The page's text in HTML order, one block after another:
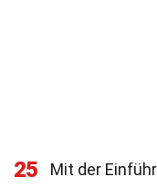
25
Mit der